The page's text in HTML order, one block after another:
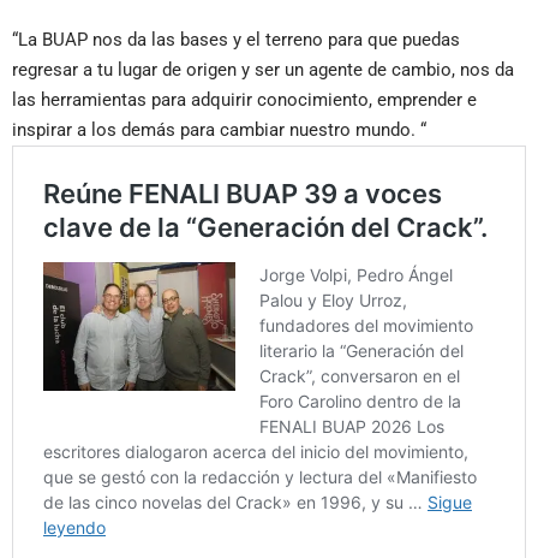
“La BUAP nos da las bases y el terreno para que puedas
regresar a tu lugar de origen y ser un agente de cambio, nos da
las herramientas para adquirir conocimiento, emprender e
inspirar a los demás para cambiar nuestro mundo. “